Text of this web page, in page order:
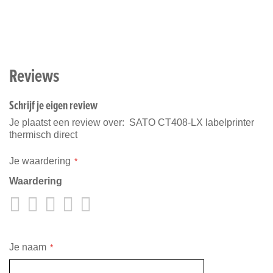
Reviews
Schrijf je eigen review
Je plaatst een review over: SATO CT408-LX labelprinter
thermisch direct
Je waardering
Waardering
1
star
2
stars
3
stars
4
stars
Je naam